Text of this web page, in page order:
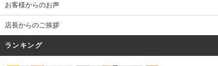
お客様からのお声
店長からのご挨拶
ランキング